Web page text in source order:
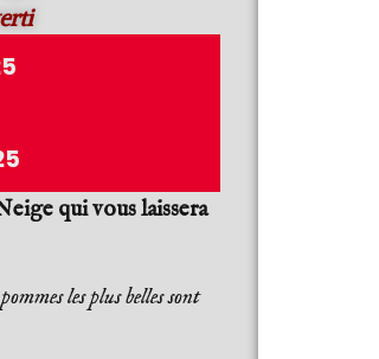
qui vous laissera
les plus belles sont